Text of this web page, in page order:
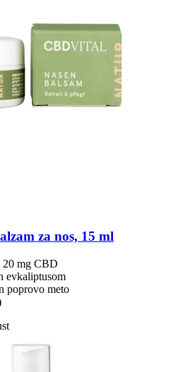
za nos, 15 ml
20 mg CBD
evkaliptusom
poprovo meto